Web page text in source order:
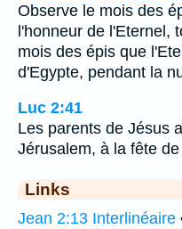
Observe le mois des
l'honneur de l'Eternel,
mois des épis que
d'Egypte, pendant la
Luc 2:41
Les parents de Jésus
Jérusalem, à la fête
Links
Jean 2:13 Interlinéaire